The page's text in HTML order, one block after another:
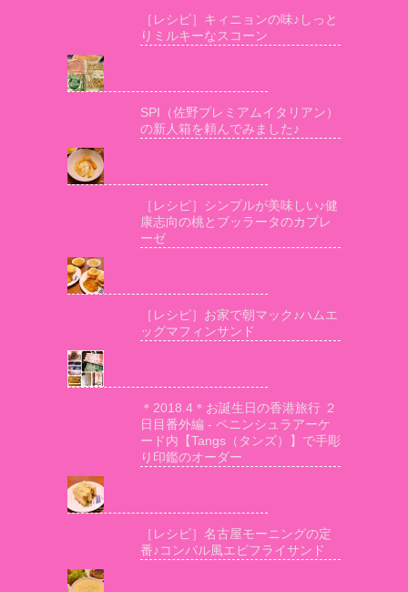
［レシピ］キィニョンの味♪しっと
りミルキーなスコーン
SPI（佐野プレミアムイタリアン）
の新人箱を頼んでみました♪
［レシピ］シンプルが美味しい♪健
康志向の桃とブッラータのカプレ
ーゼ
［レシピ］お家で朝マック♪ハムエ
ッグマフィンサンド
＊2018.4＊お誕生日の香港旅行 ２
日目番外編 - ペニンシュラアーケ
ード内【Tangs（タンズ）】で手彫
り印鑑のオーダー
［レシピ］名古屋モーニングの定
番♪コンパル風エビフライサンド